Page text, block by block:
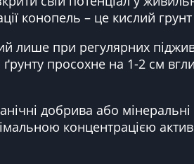
конопель – це кислий
при регулярних
просохне на 1-2 см
добрива або
концентрацією